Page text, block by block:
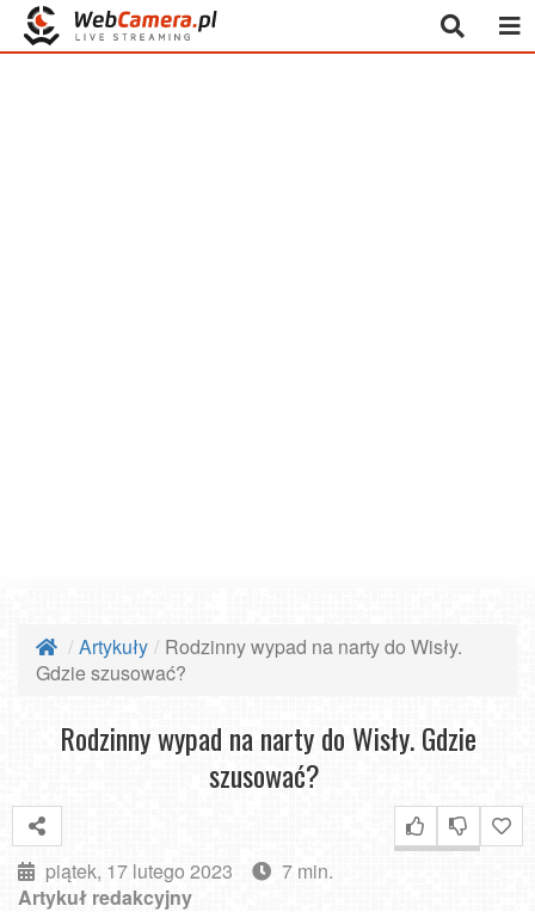
Artykuły
Rodzinny wypad na narty do Wisły.
Gdzie szusować?
Rodzinny wypad na narty do Wisły. Gdzie
szusować?
piątek, 17 lutego 2023
7 min.
Artykuł redakcyjny